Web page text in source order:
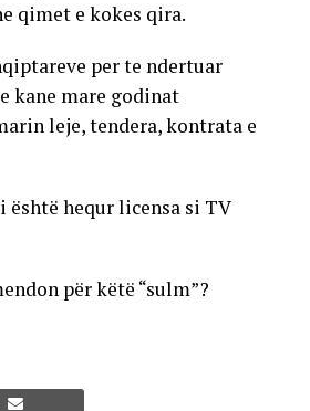
qimet e kokes qira.
per te ndertuar
kane mare godinat
leje, tendera, kontrata e
është hequr licensa si TV
për këtë “sulm”?